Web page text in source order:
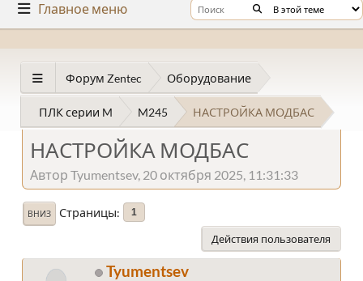
Главное меню
Форум Zentec Оборудование
ПЛК серии M M245 НАСТРОЙКА МОДБАС
НАСТРОЙКА МОДБАС
Автор Tyumentsev, 20 октября 2025, 11:31:33
ВНИЗ Страницы 1
Действия пользователя
Tyumentsev